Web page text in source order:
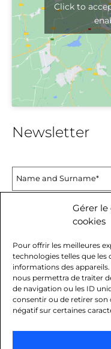
Gérer
cookies
Pour offrir les meilleures
technologies telles que les
informations des
nous permettra de traiter
de navigation ou les ID
consentir ou de retirer
négatif sur certaines
Click to
Newsletter
I agree with theterms